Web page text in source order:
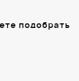
подобрать